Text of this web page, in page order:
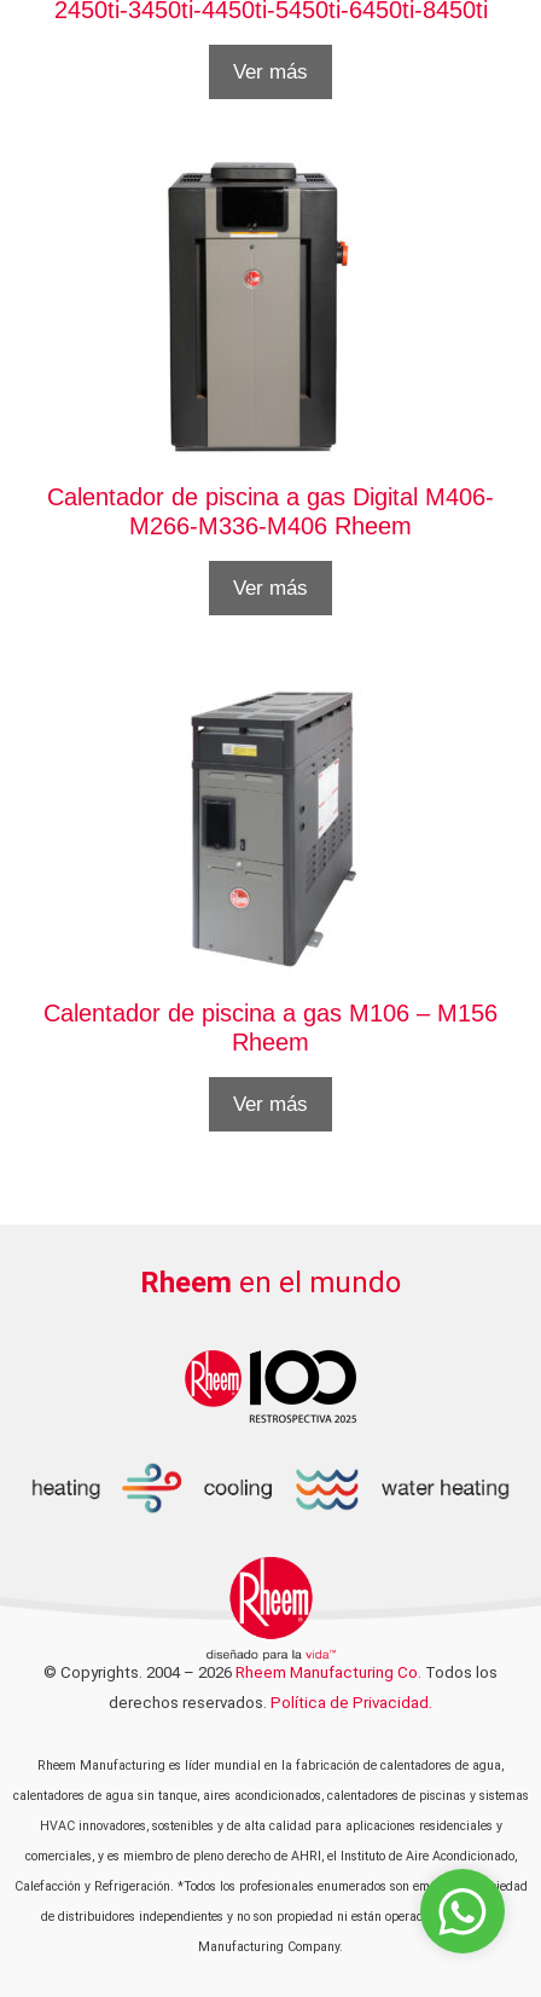
2450ti-3450ti-4450ti-5450ti-6450ti-8450ti
Ver más
Calentador de piscina a gas Digital M406-
M266-M336-M406 Rheem
Ver más
Calentador de piscina a gas M106 – M156
Rheem
Ver más
Rheem en el mundo
© Copyrights. 2004 – 2026 Rheem Manufacturing Co. Todos los
derechos reservados. Política de Privacidad.
Rheem Manufacturing es líder mundial en la fabricación de calentadores de agua,
calentadores de agua sin tanque, aires acondicionados, calentadores de piscinas y sistemas
HVAC innovadores, sostenibles y de alta calidad para aplicaciones residenciales y
comerciales, y es miembro de pleno derecho de AHRI, el Instituto de Aire Acondicionado,
Calefacción y Refrigeración. *Todos los profesionales enumerados son empresas propiedad
de distribuidores independientes y no son propiedad ni están operados por Rheem
Manufacturing Company.